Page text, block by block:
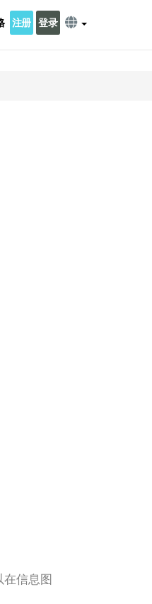
注册 登录
信息图